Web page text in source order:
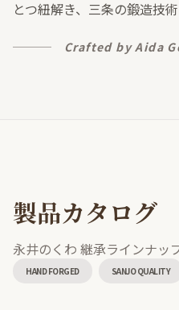
とつ紐解き、三条の鍛造技
Crafted by Aida
製品カタログ
永井のくわ 継承ラインナッ
HAND FORGED SANJO QUALITY